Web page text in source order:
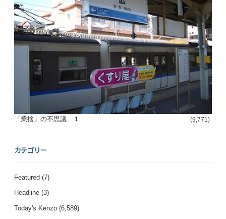
「業捨」の不思議 １ (9,771)
カテゴリー
Featured (7)
Headline (3)
Today's Kenzo (6,589)